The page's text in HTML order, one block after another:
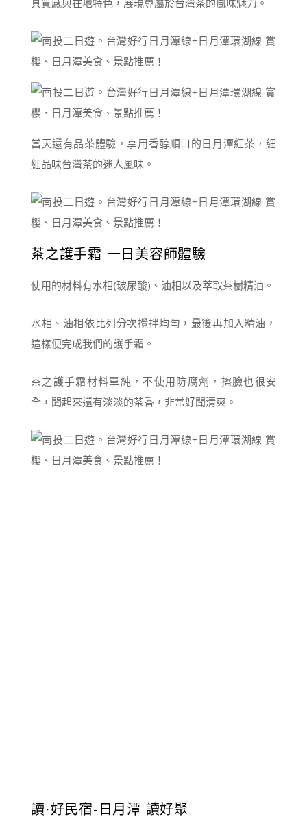
具質感與在地特色，展現專屬於台灣茶的風味魅力。
當天還有品茶體驗，享用香醇順口的日月潭紅茶，細
細品味台灣茶的迷人風味。
茶之護手霜 一日美容師體驗
使用的材料有水相(玻尿酸)、油相以及萃取茶樹精油。
水相、油相依比列分次攪拌均勻，最後再加入精油，
這樣便完成我們的護手霜。
茶之護手霜材料單純，不使用防腐劑，擦臉也很安
全，聞起來還有淡淡的茶香，非常好聞清爽。
讀·好民宿-日月潭 讀好聚